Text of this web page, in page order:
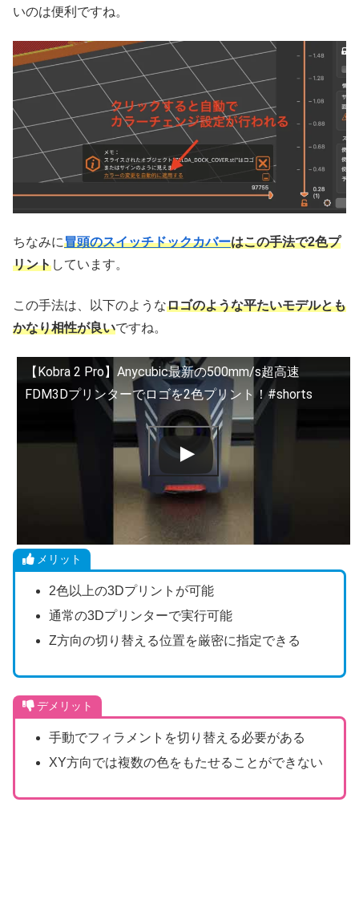
いのは便利ですね。
ちなみに冒頭のスイッチドックカバーはこの手法で2色プ
リントしています。
この手法は、以下のようなロゴのような平たいモデルとも
かなり相性が良いですね。
【Kobra 2 Pro】Anycubic最新の500mm/s超高速
FDM3Dプリンターでロゴを2色プリント！#shorts
メリット
2色以上の3Dプリントが可能
通常の3Dプリンターで実行可能
Z方向の切り替える位置を厳密に指定できる
デメリット
手動でフィラメントを切り替える必要がある
XY方向では複数の色をもたせることができない